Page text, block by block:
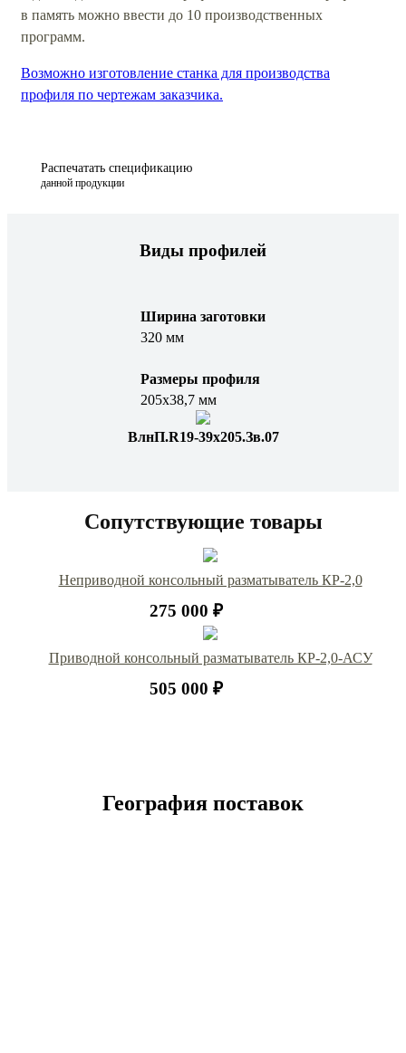
в память можно ввести до 10 производственных
программ.
Возможно изготовление станка для производства
профиля по чертежам заказчика.
Распечатать спецификацию
данной продукции
Виды профилей
Ширина заготовки
320 мм
Размеры профиля
205х38,7 мм
ВлнП.R19-39x205.Зв.07
Сопутствующие товары
Неприводной консольный разматыватель КР-2,0
275 000 ₽
Приводной консольный разматыватель КР-2,0-АСУ
505 000 ₽
География поставок